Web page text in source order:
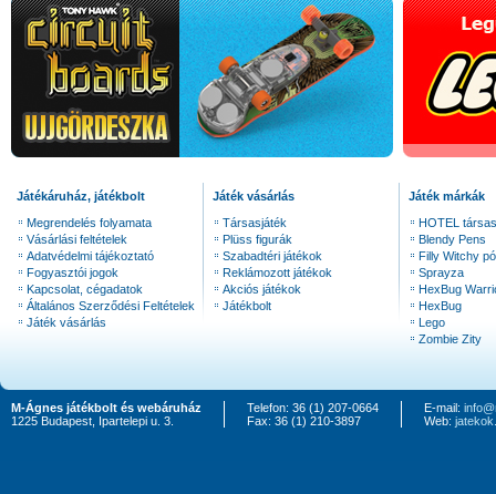
Játékáruház, játékbolt
Megrendelés folyamata
Vásárlási feltételek
Adatvédelmi tájékoztató
Fogyasztói jogok
Kapcsolat, cégadatok
Általános Szerződési Feltételek
Játék vásárlás
Játék vásárlás
Társasjáték
Plüss figurák
Szabadtéri játékok
Reklámozott játékok
Akciós játékok
Játékbolt
Játék márkák
HOTEL
Blendy Pens
Filly Witchy
Sprayza
HexBug
HexBug
Lego
Zombie Zity
M-Ágnes játékbolt és webáruház
1225 Budapest, Ipartelepi u. 3.
Telefon: 36 (1) 207-0664
Fax: 36 (1) 210-3897
E-mail:
Web: